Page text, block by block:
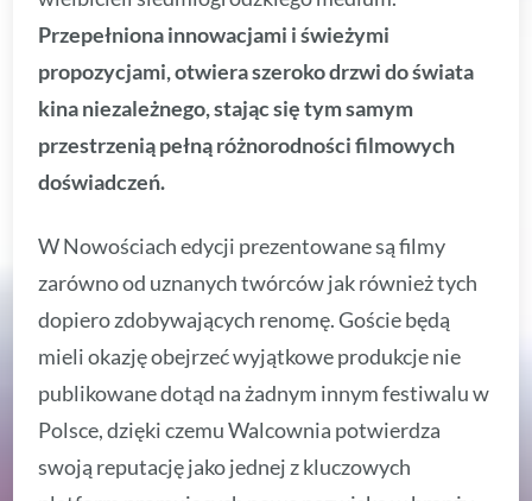
Przepełniona innowacjami i świeżymi
propozycjami, otwiera szeroko drzwi do świata
kina niezależnego, stając się tym samym
przestrzenią pełną różnorodności filmowych
doświadczeń.
W Nowościach edycji prezentowane są filmy
zarówno od uznanych twórców jak również tych
dopiero zdobywających renomę. Goście będą
mieli okazję obejrzeć wyjątkowe produkcje nie
publikowane dotąd na żadnym innym festiwalu w
Polsce, dzięki czemu Walcownia potwierdza
swoją reputację jako jednej z kluczowych